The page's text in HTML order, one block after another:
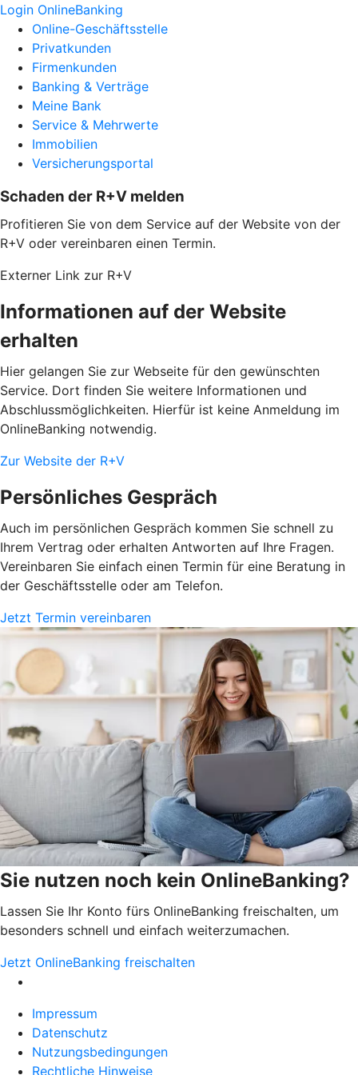
Login OnlineBanking
Online-Geschäftsstelle
Privatkunden
Firmenkunden
Banking & Verträge
Meine Bank
Service & Mehrwerte
Immobilien
Versicherungsportal
Schaden der R+V melden
Profitieren Sie von dem Service auf der Website von der
R+V oder vereinbaren einen Termin.
Externer Link zur R+V
Informationen auf der Website
erhalten
Hier gelangen Sie zur Webseite für den gewünschten
Service. Dort finden Sie weitere Informationen und
Abschlussmöglichkeiten. Hierfür ist keine Anmeldung im
OnlineBanking notwendig.
Zur Website der R+V
Persönliches Gespräch
Auch im persönlichen Gespräch kommen Sie schnell zu
Ihrem Vertrag oder erhalten Antworten auf Ihre Fragen.
Vereinbaren Sie einfach einen Termin für eine Beratung in
der Geschäftsstelle oder am Telefon.
Jetzt Termin vereinbaren
Sie nutzen noch kein OnlineBanking?
Lassen Sie Ihr Konto fürs OnlineBanking freischalten, um
besonders schnell und einfach weiterzumachen.
Jetzt OnlineBanking freischalten
Impressum
Datenschutz
Nutzungsbedingungen
Rechtliche Hinweise